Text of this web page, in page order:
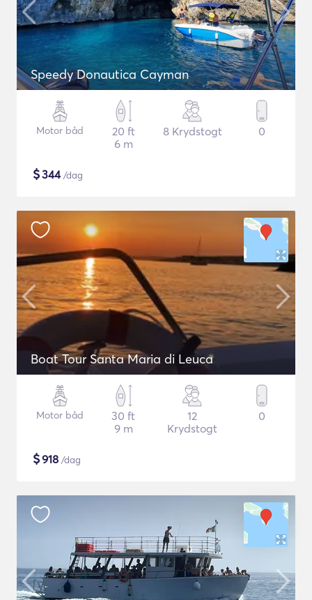
Speedy Donautica Cayman
Motor båd
20 ft
6 m
8 Krydstogt 0
$344/dag
Boat Tour Santa Maria di Leuca
Motor båd
30 ft
9 m
12
Krydstogt
0
$918 /dag